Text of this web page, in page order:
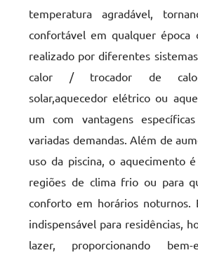
temperatura agradável,
confortável em qualquer época
realizado por diferentes
calor / trocador de
solar,aquecedor elétrico ou
um com vantagens
variadas demandas. Além de
uso da piscina, o aquecimento
regiões de clima frio ou para
conforto em horários noturnos.
indispensável para residências,
lazer, proporcionando